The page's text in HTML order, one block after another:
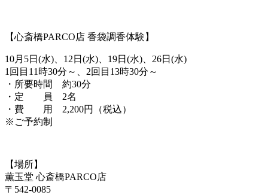
【心斎橋PARCO店 香袋調香体験】
10月5日(水)、12日(水)、19日(水)、26日(水)
1回目11時30分～、2回目13時30分～
・所要時間 約30分
・定 員 2名
・費 用 2,200円（税込）
※ご予約制
【場所】
薫玉堂 心斎橋PARCO店
〒542-0085